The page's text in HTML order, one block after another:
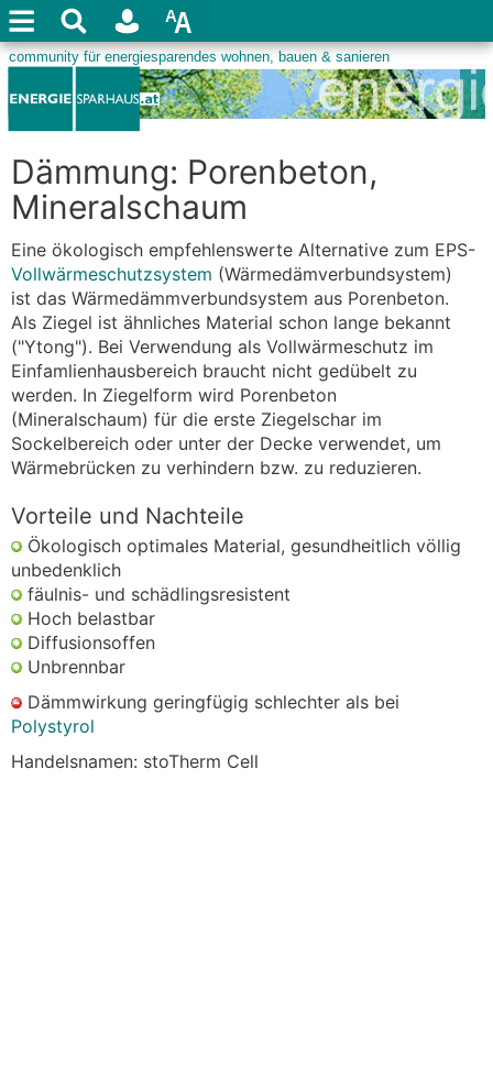
Dämmung: Porenbeton,
Mineralschaum
Eine ökologisch empfehlenswerte Alternative zum EPS-
Vollwärmeschutzsystem (Wärmedämverbundsystem)
ist das Wärmedämmverbundsystem aus Porenbeton.
Als Ziegel ist ähnliches Material schon lange bekannt
("Ytong"). Bei Verwendung als Vollwärmeschutz im
Einfamlienhausbereich braucht nicht gedübelt zu
werden. In Ziegelform wird Porenbeton
(Mineralschaum) für die erste Ziegelschar im
Sockelbereich oder unter der Decke verwendet, um
Wärmebrücken zu verhindern bzw. zu reduzieren.
Vorteile und Nachteile
Ökologisch optimales Material, gesundheitlich völlig
unbedenklich
fäulnis- und schädlingsresistent
Hoch belastbar
Diffusionsoffen
Unbrennbar
Dämmwirkung geringfügig schlechter als bei
Polystyrol
Handelsnamen: stoTherm Cell